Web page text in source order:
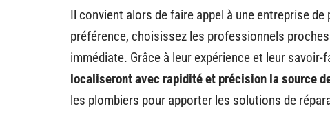
Il convient alors de faire appel à une entreprise
préférence, choisissez les professionnels
immédiate. Grâce à leur expérience et leur savoir-
localiseront avec rapidité et précision la source
les plombiers pour apporter les solutions de